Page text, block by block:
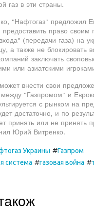
газ в эти страны.
"Нафтогаз" предложил
право своим
(передачи газа) на
а также не блокировать
заключать
или азиатскими
внести свои
между "Газпромом" и
с рынком на
достаточно, и по
принять или не принять
Юрий Витренко.
Украины #Газпром
система #газовая война #